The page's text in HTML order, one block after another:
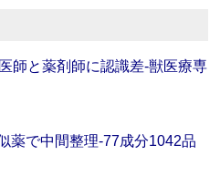
師と薬剤師に認識差‐獣医療専
薬で中間整理‐77成分1042品